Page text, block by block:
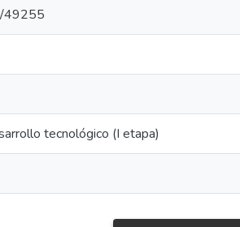
49255
tecnológico (I etapa)